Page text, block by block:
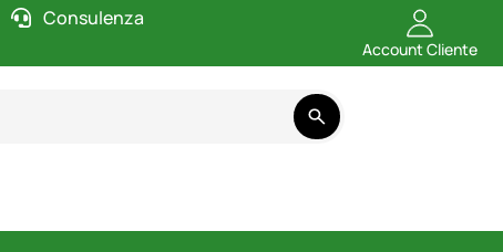
Consulenza
Account Cliente